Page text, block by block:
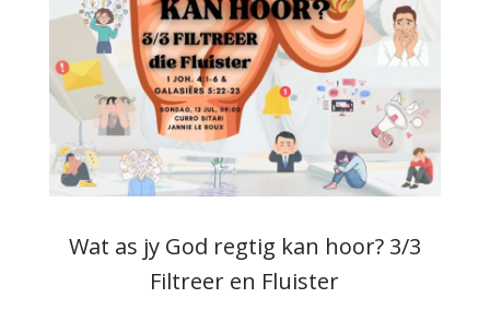
Wat as jy God regtig kan hoor? 3/3
Filtreer en Fluister